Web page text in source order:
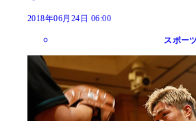
2018年06月24日 06:00
スポー